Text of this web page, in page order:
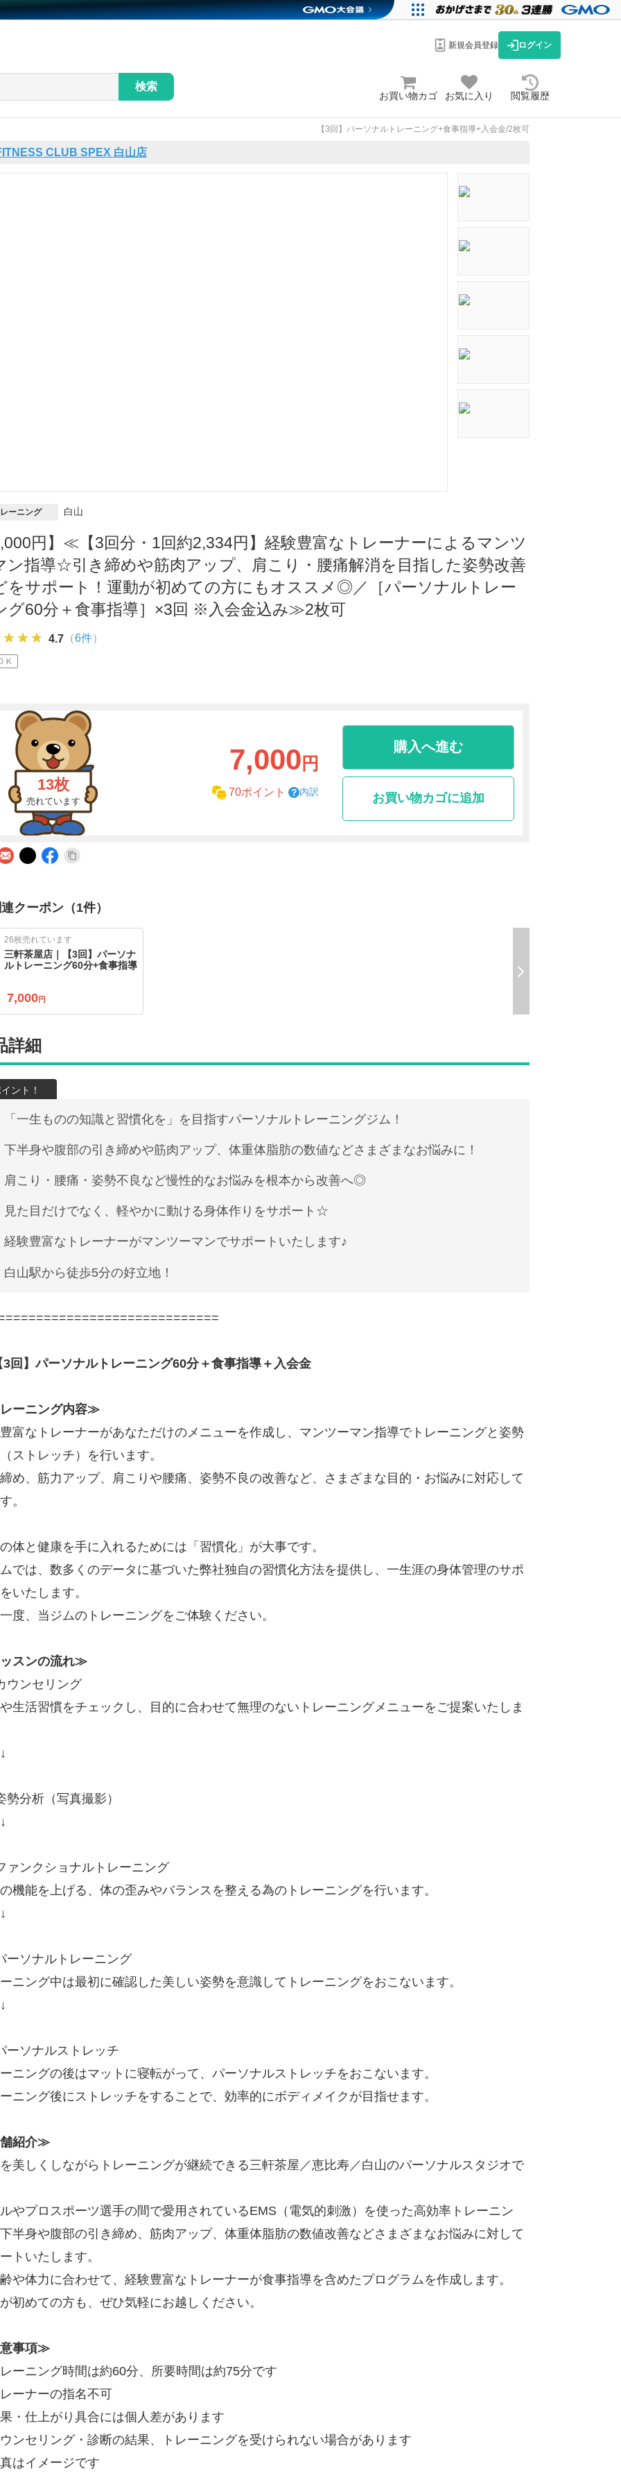
新規会員登録 ログイン
検索
お買い物カゴ お気に入り 閲覧履歴
【3回】パーソナルトレーニング+食事指導+入会金/2枚可
CLUB SPEX 白山店
ーニング 白山
円】≪【3回分・1回約2,334円】経験豊富なトレーナーによるマンツ
ン指導☆引き締めや筋肉アップ、肩こり・腰痛解消を目指した姿勢改善
をサポート！運動が初めての方にもオススメ◎／［パーソナルトレー
グ60分＋食事指導］×3回 ※入会金込み≫2枚可
4.7 （6件）
Ｋ
13枚
売れています
7,000 円
70ポイント 内訳
購入へ進む
お買い物カゴに追加
クーポン（1件）
26枚売れています
三軒茶屋店｜【3回】パーソナ
ルトレーニング60分+食事指導
7,000円
詳細
「一生ものの知識と習慣化を」を目指すパーソナルトレーニングジム！
下半身や腹部の引き締めや筋肉アップ、体重体脂肪の数値などさまざまなお悩みに！
肩こり・腰痛・姿勢不良など慢性的なお悩みを根本から改善へ◎
見た目だけでなく、軽やかに動ける身体作りをサポート☆
経験豊富なトレーナーがマンツーマンでサポートいたします♪
白山駅から徒歩5分の好立地！
回】パーソナルトレーニング60分＋食事指導＋入会金
ーニング内容≫
富なトレーナーがあなただけのメニューを作成し、マンツーマン指導でトレーニングと姿勢
ストレッチ）を行います。
め、筋力アップ、肩こりや腰痛、姿勢不良の改善など、さまざまな目的・お悩みに対応して
。
体と健康を手に入れるためには「習慣化」が大事です。
では、数多くのデータに基づいた弊社独自の習慣化方法を提供し、一生涯の身体管理のサポ
いたします。
度、当ジムのトレーニングをご体験ください。
スンの流れ≫
ウンセリング
生活習慣をチェックし、目的に合わせて無理のないトレーニングメニューをご提案いたしま
勢分析（写真撮影）
ァンクショナルトレーニング
機能を上げる、体の歪みやバランスを整える為のトレーニングを行います。
ーソナルトレーニング
ニング中は最初に確認した美しい姿勢を意識してトレーニングをおこないます。
ーソナルストレッチ
ニングの後はマットに寝転がって、パーソナルストレッチをおこないます。
ニング後にストレッチをすることで、効率的にボディメイクが目指せます。
紹介≫
美しくしながらトレーニングが継続できる三軒茶屋／恵比寿／白山のパーソナルスタジオで
やプロスポーツ選手の間で愛用されているEMS（電気的刺激）を使った高効率トレーニン
半身や腹部の引き締め、筋肉アップ、体重体脂肪の数値改善などさまざまなお悩みに対して
トいたします。
や体力に合わせて、経験豊富なトレーナーが食事指導を含めたプログラムを作成します。
初めての方も、ぜひ気軽にお越しください。
事項≫
ーニング時間は約60分、所要時間は約75分です
ーナーの指名不可
・仕上がり具合には個人差があります
ンセリング・診断の結果、トレーニングを受けられない場合があります
はイメージです